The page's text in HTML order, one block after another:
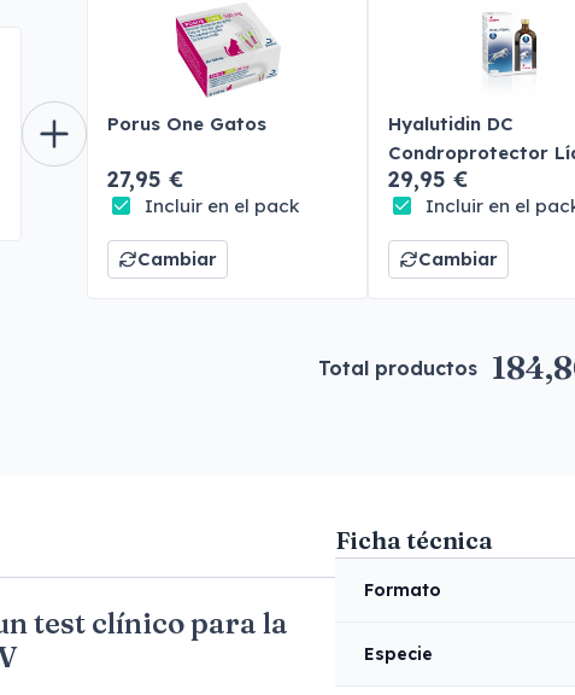
Porus One Gatos
27,95 €
Incluir en el pack
Cambiar
Hyalutidin DC
Condroprotector
Perros y Gatos
29,95 €
Incluir en el
Cambiar
Total productos
test clínico para la
Ficha técnica
Formato
Especie